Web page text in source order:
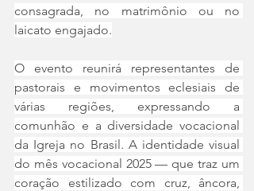
consagrada, no matrimônio ou no
laicato engajado.
O evento reunirá representantes de
pastorais e movimentos eclesiais de
várias regiões, expressando a
comunhão e a diversidade vocacional
da Igreja no Brasil. A identidade visual
do mês vocacional 2025 — que traz um
coração estilizado com cruz, âncora,